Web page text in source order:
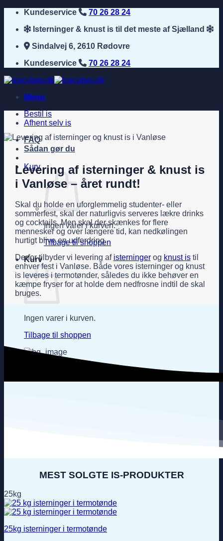
Fortsæt
indhold
Kundeservice
70 26 28 24
Isterninger & knust is til det meste af Sjælland
Sindalvej 6, 2610 Rødovre
Kundeservice
70 26 28 24
Menu
Bestil is
Afhent selv is
FAQ
Sådan gør du
Kurv
Ingen varer i kurven.
Tilbage til shoppen
Kurv
Ingen varer i kurven.
Tilbage til shoppen
Levering af isterninger & knust is
i Vanløse – året rundt!
Skal du holde en uforglemmelig studenter- eller
sommerfest, skal der naturligvis serveres lækre drinks
og cocktails. Men skal der skænkes for flere
mennesker og over længere tid, kan nedkølingen
hurtigt blive en udfordring.
Derfor tilbyder vi levering af isterningerog knust istil
enhver fest i Vanløse. Både vores isterninger og knust
is leveres i termotønder, således du ikke behøver en
kæmpe fryser for at holde dem nedfrosne indtil de skal
bruges.
MEST SOLGTE IS-PRODUKTER
25kg
25kg isterninger i termotønde